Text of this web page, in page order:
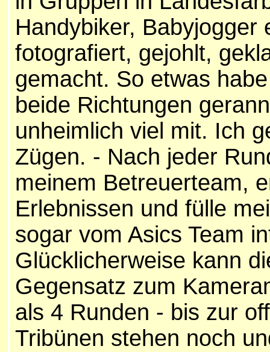
Handybiker,
fotografiert, gejohlt,
gemacht. So etwas
beide Richtungen
unheimlich viel mit. Ich
Zügen. - Nach jeder
meinem Betreuerteam,
Erlebnissen und fülle
sogar vom Asics Team
Glücklicherweise kann
Gegensatz zum
als 4 Runden - bis zur
Tribünen stehen noch